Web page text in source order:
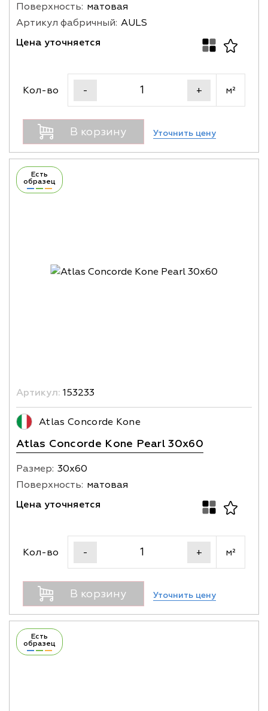
Поверхность: матовая
Артикул фабричный: AULS
Цена уточняется
Кол-во - + м²
В корзину Уточнить цену
Есть
образец
Артикул: 153233
Atlas Concorde Kone
Atlas Concorde Kone Pearl 30x60
Размер: 30х60
Поверхность: матовая
Цена уточняется
Кол-во - + м²
В корзину Уточнить цену
Есть
образец